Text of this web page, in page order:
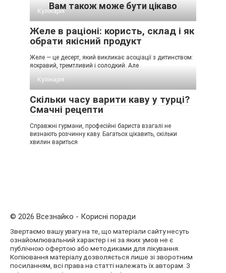
Вам також може бути цікаво
Кулінарія
Желе в раціоні: користь, склад і як
обрати якісний продукт
Желе — це десерт, який викликає асоціації з дитинством:
яскравий, тремтливий і солодкий. Але
Кулінарія
Скільки часу варити каву у турці?
Смачні рецепти
Справжні гурмани, професійні бариста взагалі не
визнають розчинну каву. Багатьох цікавить, скільки
хвилин вариться
© 2026 Всезнайко - Корисні поради
Звертаємо вашу увагу на те, що матеріали сайту несуть
ознайомлювальний характер і ні за яких умов не є
публічною офертою або методиками для лікування.
Копіювання матеріалу дозволяється лише зі зворотним
посиланням, всі права на статті належать їх авторам. З